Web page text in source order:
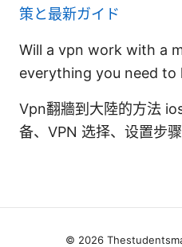
策と最新ガイド
Will a vpn work with a
everything you need to
Vpn翻牆到大陸的方法
备、VPN 选择、设置步
© 2026